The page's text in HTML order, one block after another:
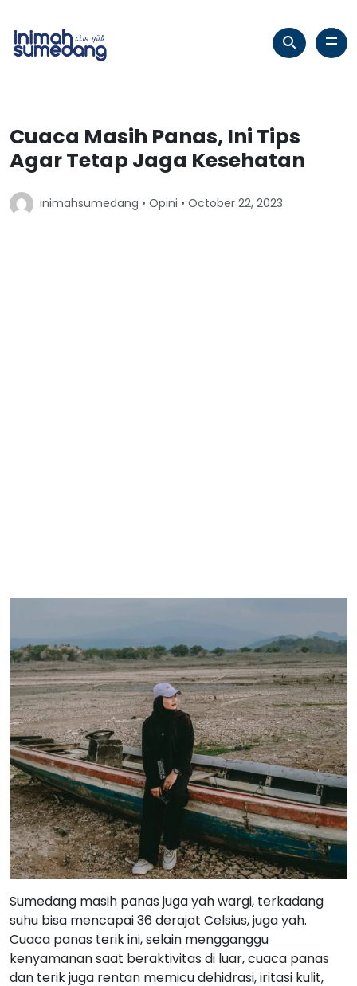
Cuaca Masih Panas, Ini Tips
Agar Tetap Jaga Kesehatan
inimahsumedang • Opini • October 22, 2023
Sumedang masih panas juga yah wargi, terkadang
suhu bisa mencapai 36 derajat Celsius, juga yah.
Cuaca panas terik ini, selain mengganggu
kenyamanan saat beraktivitas di luar, cuaca panas
dan terik juga rentan memicu dehidrasi, iritasi kulit,